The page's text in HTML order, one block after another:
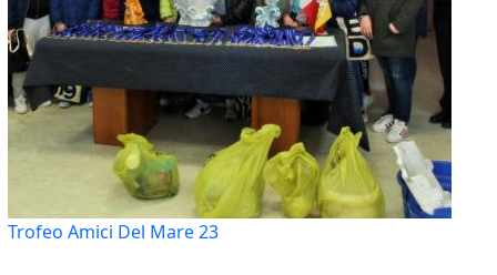
Trofeo Amici Del Mare 23